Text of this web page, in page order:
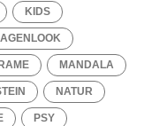
KIDS
MANDALA
NATUR
PSY